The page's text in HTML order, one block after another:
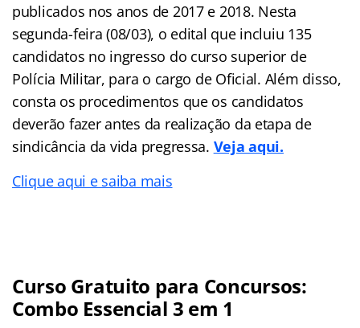
publicados nos anos de 2017 e 2018. Nesta
segunda-feira (08/03), o edital que incluiu 135
candidatos no ingresso do curso superior de
Polícia Militar, para o cargo de Oficial. Além disso,
consta os procedimentos que os candidatos
deverão fazer antes da realização da etapa de
sindicância da vida pregressa. Veja aqui.
Clique aqui e saiba mais
Curso Gratuito para Concursos:
Combo Essencial 3 em 1